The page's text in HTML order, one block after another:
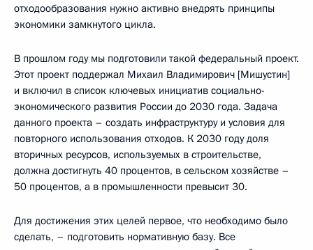
отходообразования нужно активно внедрять принципы
экономики замкнутого цикла.
В прошлом году мы подготовили такой федеральный проект.
Этот проект поддержал Михаил Владимирович [Мишустин]
и включил в список ключевых инициатив социально-
экономического развития России до 2030 года. Задача
данного проекта – создать инфраструктуру и условия для
повторного использования отходов. К 2030 году доля
вторичных ресурсов, используемых в строительстве,
должна достигнуть 40 процентов, в сельском хозяйстве –
50 процентов, а в промышленности превысит 30.
Для достижения этих целей первое, что необходимо было
сделать, – подготовить нормативную базу. Все